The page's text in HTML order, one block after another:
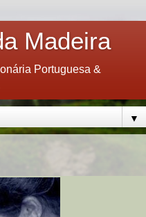
Madeira
Portuguesa &
▼